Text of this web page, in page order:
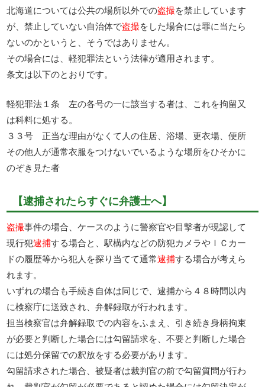
北海道については公共の場所以外での盗撮を禁止しています
が、禁止していない自治体で盗撮をした場合には罪に当たら
ないのかというと、そうではありません。
その場合には、軽犯罪法という法律が適用されます。
条文は以下のとおりです。
軽犯罪法１条 左の各号の一に該当する者は、これを拘留又
は科料に処する。
３３号 正当な理由がなくて人の住居、浴場、更衣場、便所
その他人が通常衣服をつけないでいるような場所をひそかに
のぞき見た者
【逮捕されたらすぐに弁護士へ】
盗撮事件の場合、ケースのように警察官や目撃者が現認して
現行犯逮捕する場合と、駅構内などの防犯カメラやＩＣカー
ドの履歴等から犯人を探り当てて通常逮捕する場合が考えら
れます。
いずれの場合も手続き自体は同じで、逮捕から４８時間以内
に検察庁に送致され、弁解録取が行われます。
担当検察官は弁解録取での内容をふまえ、引き続き身柄拘束
が必要と判断した場合には勾留請求を、不要と判断した場合
には処分保留での釈放をする必要があります。
勾留請求された場合、被疑者は裁判官の前で勾留質問が行わ